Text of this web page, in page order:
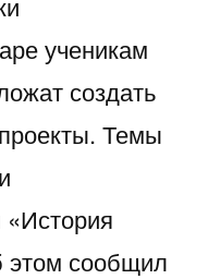
ученикам
создать
Темы
этом сообщил